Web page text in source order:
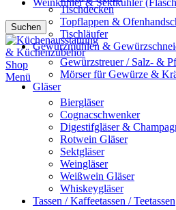
Weinkühler & Sektkühler
Suchen
Menü
Tischdecken
Topflappen &
Tischläufer
Gewürzmühlen &
Gewürzstreuer / Salz- &
Mörser für Gewürze &
Gläser
Biergläser
Cognacschwenker
Digestifgläser &
Rotwein Gläser
Sektgläser
Weingläser
Weißwein Gläser
Whiskeygläser
Tassen / Kaffeetassen / Teetassen